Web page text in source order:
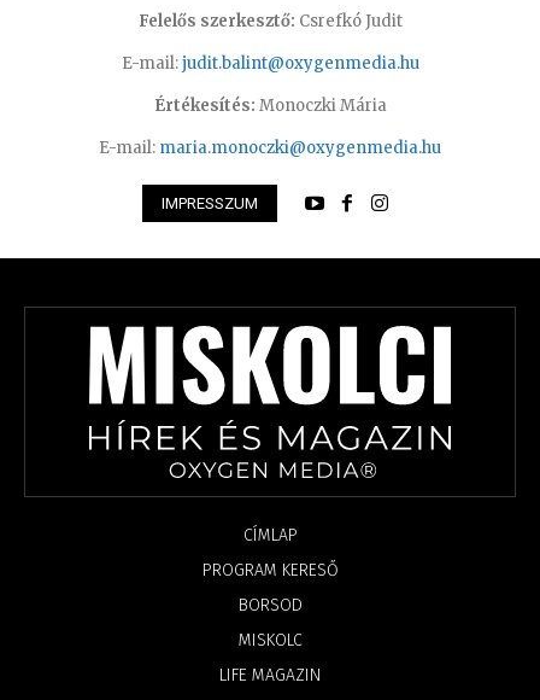
Felelős szerkesztő: Csrefkó Judit
E-mail:judit.balint@oxygenmedia.hu
Értékesítés: Monoczki Mária
E-mail: maria.monoczki@oxygenmedia.hu
IMPRESSZUM
CÍMLAP
PROGRAM KERESŐ
BORSOD
MISKOLC
LIFE MAGAZIN